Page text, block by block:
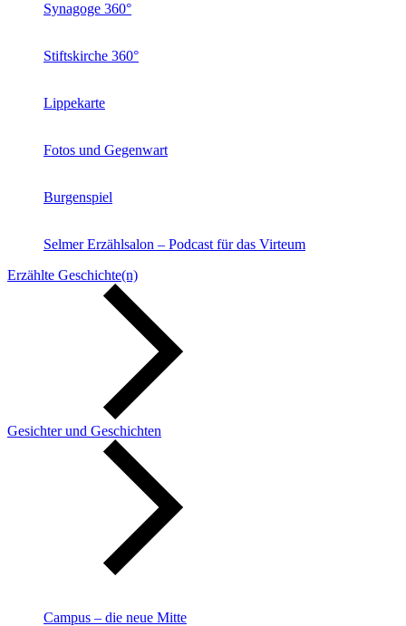
Synagoge 360°
Stiftskirche 360°
Lippekarte
Fotos und Gegenwart
Burgenspiel
Selmer Erzählsalon – Podcast für das Virteum
Erzählte Geschichte(n)
Gesichter und Geschichten
Campus – die neue Mitte